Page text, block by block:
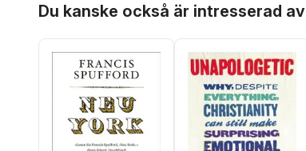
Du kanske också är intresserad av